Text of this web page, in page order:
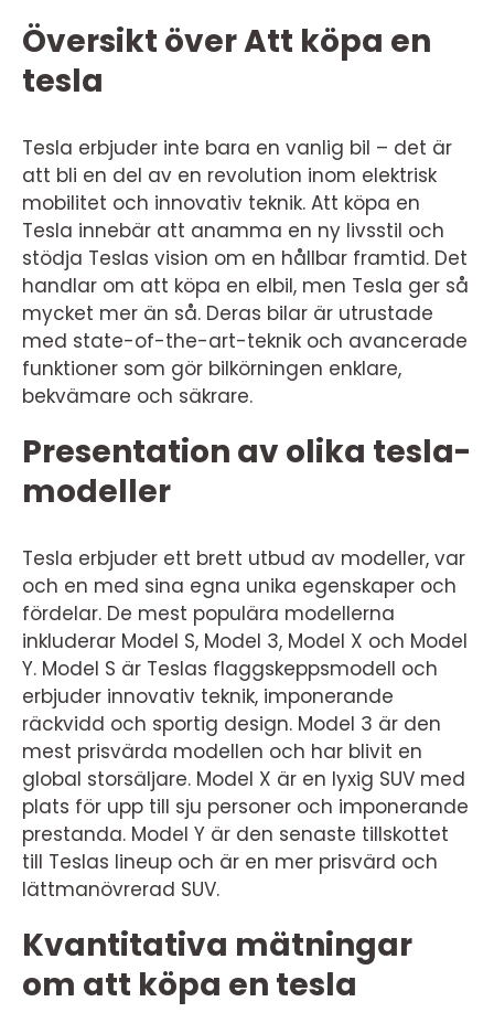
Översikt över Att köpa en
tesla
Tesla erbjuder inte bara en vanlig bil – det är
att bli en del av en revolution inom elektrisk
mobilitet och innovativ teknik. Att köpa en
Tesla innebär att anamma en ny livsstil och
stödja Teslas vision om en hållbar framtid. Det
handlar om att köpa en elbil, men Tesla ger så
mycket mer än så. Deras bilar är utrustade
med state-of-the-art-teknik och avancerade
funktioner som gör bilkörningen enklare,
bekvämare och säkrare.
Presentation av olika tesla-
modeller
Tesla erbjuder ett brett utbud av modeller, var
och en med sina egna unika egenskaper och
fördelar. De mest populära modellerna
inkluderar Model S, Model 3, Model X och Model
Y. Model S är Teslas flaggskeppsmodell och
erbjuder innovativ teknik, imponerande
räckvidd och sportig design. Model 3 är den
mest prisvärda modellen och har blivit en
global storsäljare. Model X är en lyxig SUV med
plats för upp till sju personer och imponerande
prestanda. Model Y är den senaste tillskottet
till Teslas lineup och är en mer prisvärd och
lättmanövrerad SUV.
Kvantitativa mätningar
om att köpa en tesla